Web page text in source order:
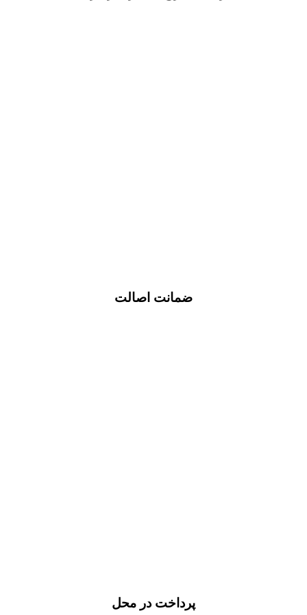
ضمانت اصالت
پرداخت در محل